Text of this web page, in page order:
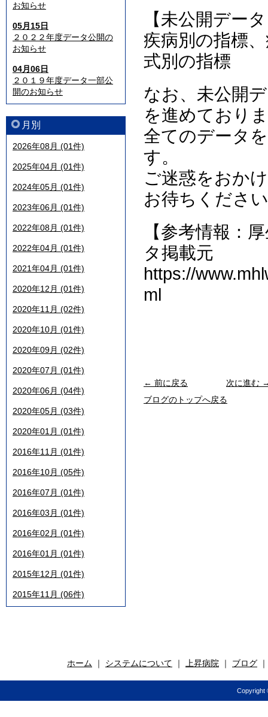
お知らせ
05月15日
２０２２年度データ公開の
お知らせ
04月06日
２０１９年度データ一部公
開のお知らせ
月別
2026年08月 (01件)
2025年04月 (01件)
2024年05月 (01件)
2023年06月 (01件)
2022年08月 (01件)
2022年04月 (01件)
2021年04月 (01件)
2020年12月 (01件)
2020年11月 (02件)
2020年10月 (01件)
2020年09月 (02件)
2020年07月 (01件)
2020年06月 (04件)
2020年05月 (03件)
2020年01月 (01件)
2016年11月 (01件)
2016年10月 (05件)
2016年07月 (01件)
2016年03月 (01件)
2016年02月 (01件)
2016年01月 (01件)
2015年12月 (01件)
2015年11月 (06件)
【未公開デー
疾病別の指標
式別の指標
なお、未公開
を進めており
全てのデータ
す。
ご迷惑をおか
お待ちくださ
【参考情報：
タ掲載元
https://
ml
← 前に戻る
次に進む
ブログのトップへ戻る
ホーム ｜ システムについて ｜ 上昇病院 ｜ ブログ
Copyright